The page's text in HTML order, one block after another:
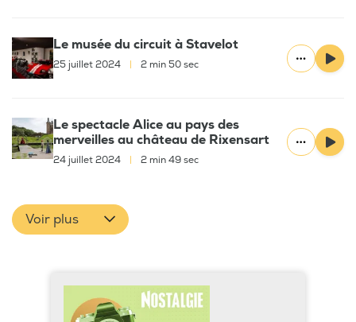
Le musée du circuit à Stavelot
25 juillet 2024 2 min 50 sec
Le spectacle Alice au pays des
merveilles au château de Rixensart
24 juillet 2024 2 min 49 sec
Voir plus